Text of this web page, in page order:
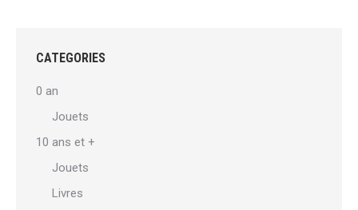
CATEGORIES
0 an
Jouets
10 ans et +
Jouets
Livres